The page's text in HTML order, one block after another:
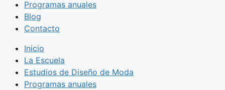
Programas anuales
Blog
Contacto
Inicio
La Escuela
Estudios de Diseño de Moda
Programas anuales